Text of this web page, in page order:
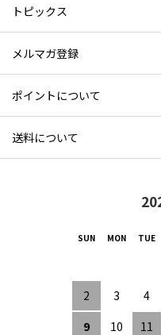
トピックス
メルマガ登録
ポイントについて
送料について
2
3 4
9
10 11